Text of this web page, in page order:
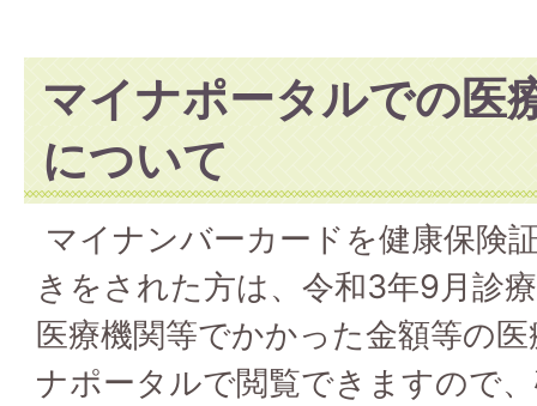
マイナポータルでの医
について
マイナンバーカードを健康保険
きをされた方は、令和3年9月診
医療機関等でかかった金額等の
ナポータルで閲覧できますので